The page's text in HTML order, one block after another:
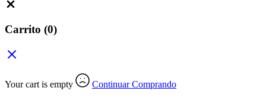
Carrito (0)
Your cart is empty Continuar Comprando